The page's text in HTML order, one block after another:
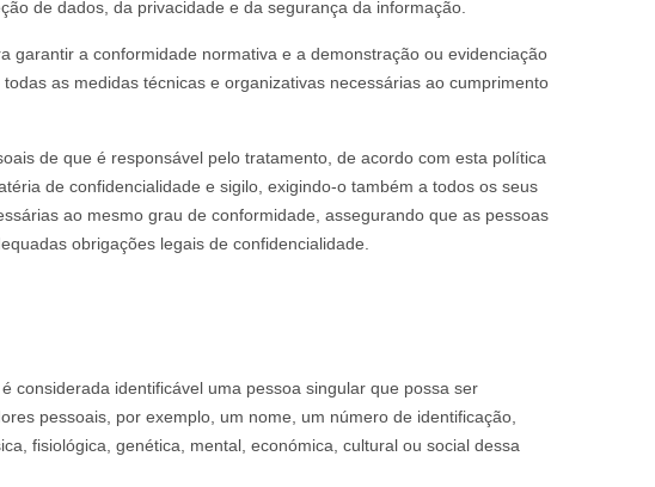
de dados, da privacidade e da segurança da informação.
garantir a conformidade normativa e a demonstração ou evidenciação
as medidas técnicas e organizativas necessárias ao cumprimento
de que é responsável pelo tratamento, de acordo com esta política
de confidencialidade e sigilo, exigindo-o também a todos os seus
ao mesmo grau de conformidade, assegurando que as pessoas
obrigações legais de confidencialidade.
considerada identificável uma pessoa singular que possa ser
pessoais, por exemplo, um nome, um número de identificação,
fisiológica, genética, mental, económica, cultural ou social dessa